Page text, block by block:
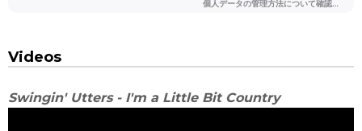
Videos
Swingin' Utters - I'm a Little Bit Country